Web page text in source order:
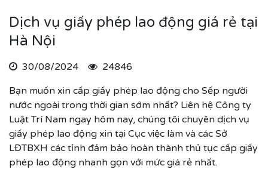
Dịch vụ giấy phép lao động giá rẻ tại
Hà Nội
30/08/2024
24846
Bạn muốn xin cấp giấy phép lao động cho Sếp người
nước ngoài trong thời gian sớm nhất? Liên hệ Công ty
Luật Trí Nam ngay hôm nay, chúng tôi chuyên dịch vụ
giấy phép lao động xin tại Cục việc làm và các Sở
LĐTBXH các tỉnh đảm bảo hoàn thành thủ tục cấp giấy
phép lao động nhanh gọn với mức giá rẻ nhất.